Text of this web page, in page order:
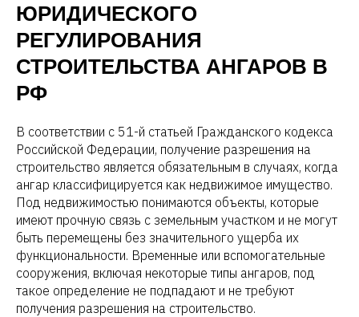
ЮРИДИЧЕСКОГО
РЕГУЛИРОВАНИЯ
СТРОИТЕЛЬСТВА АНГАРОВ В
РФ
В соответствии с 51-й статьей Гражданского кодекса
Российской Федерации, получение разрешения на
строительство является обязательным в случаях, когда
ангар классифицируется как недвижимое имущество.
Под недвижимостью понимаются объекты, которые
имеют прочную связь с земельным участком и не могут
быть перемещены без значительного ущерба их
функциональности. Временные или вспомогательные
сооружения, включая некоторые типы ангаров, под
такое определение не подпадают и не требуют
получения разрешения на строительство.